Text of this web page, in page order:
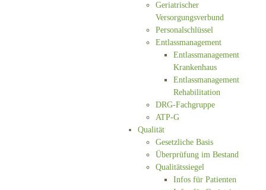
Geriatrischer
Versorgungsverbund
Personalschlüssel
Entlassmanagement
Entlassmanagement
Krankenhaus
Entlassmanagement
Rehabilitation
DRG-Fachgruppe
ATP-G
Qualität
Gesetzliche Basis
Überprüfung im Bestand
Qualitätssiegel
Infos für Patienten